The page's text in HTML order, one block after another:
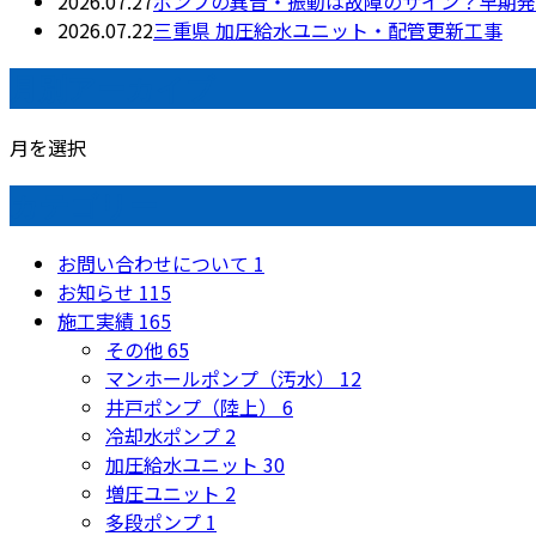
2026.07.22三重県 加圧給水ユニット・配管更新工事
月を選択
お問い合わせについて 1
お知らせ 115
施工実績 165
その他65
マンホールポンプ（汚水） 12
井戸ポンプ（陸上） 6
冷却水ポンプ 2
加圧給水ユニット 30
増圧ユニット 2
多段ポンプ 1